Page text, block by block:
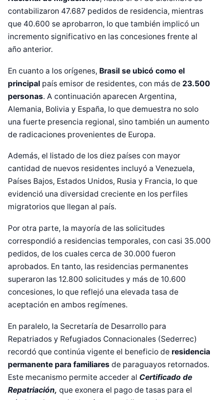
contabilizaron 47.687 pedidos de residencia, mientras
que 40.600 se aprobarron, lo que también implicó un
incremento significativo en las concesiones frente al
año anterior.
En cuanto a los orígenes, Brasil se ubicó como el
principal país emisor de residentes, con más de 23.500
personas. A continuación aparecen Argentina,
Alemania, Bolivia y España, lo que demuestra no solo
una fuerte presencia regional, sino también un aumento
de radicaciones provenientes de Europa.
Además, el listado de los diez países con mayor
cantidad de nuevos residentes incluyó a Venezuela,
Países Bajos, Estados Unidos, Rusia y Francia, lo que
evidenció una diversidad creciente en los perfiles
migratorios que llegan al país.
Por otra parte, la mayoría de las solicitudes
correspondió a residencias temporales, con casi 35.000
pedidos, de los cuales cerca de 30.000 fueron
aprobados. En tanto, las residencias permanentes
superaron las 12.800 solicitudes y más de 10.600
concesiones, lo que reflejó una elevada tasa de
aceptación en ambos regímenes.
En paralelo, la Secretaría de Desarrollo para
Repatriados y Refugiados Connacionales (Sederrec)
recordó que continúa vigente el beneficio de residencia
permanente para familiares de paraguayos retornados.
Este mecanismo permite acceder al Certificado de
Repatriación, que exonera el pago de tasas para el